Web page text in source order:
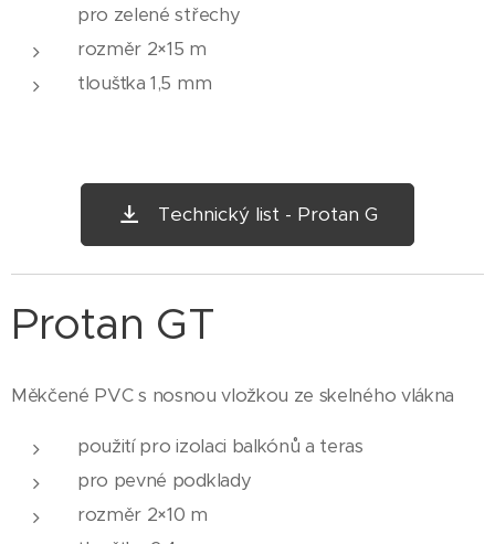
pro zelené střechy
rozměr 2×15 m
tloušťka 1,5 mm
Technický list - Protan G
Protan GT
Měkčené PVC s nosnou vložkou ze skelného vlákna
použití pro izolaci balkónů a teras
pro pevné podklady
rozměr 2×10 m